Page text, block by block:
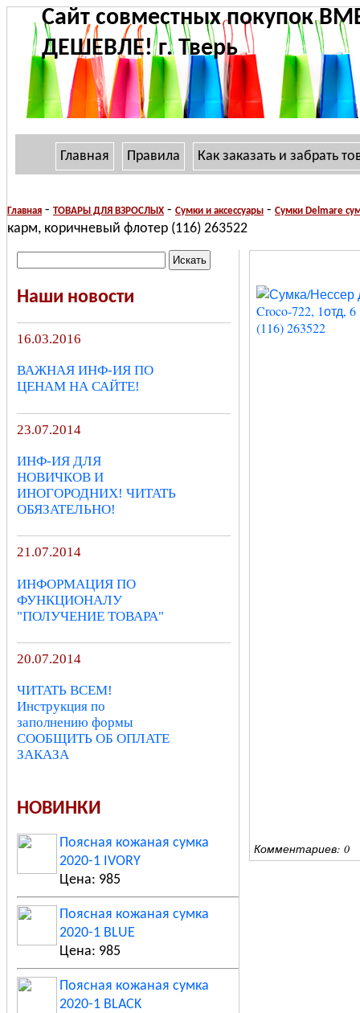
Сайт совместных покупок
ДЕШЕВЛЕ! г. Тверь
Главная Правила Как заказать и забрать
Главная - ТОВАРЫ ДЛЯ ВЗРОСЛЫХ - Сумки и аксессуары - Сумки Delmare
карм, коричневый флотер (116) 263522
Наши новости
16.03.2016
ВАЖНАЯ ИНФ-ИЯ ПО
ЦЕНАМ НА САЙТЕ!
23.07.2014
ИНФ-ИЯ ДЛЯ
НОВИЧКОВ И
ИНОГОРОДНИХ! ЧИТАТЬ
ОБЯЗАТЕЛЬНО!
21.07.2014
ИНФОРМАЦИЯ ПО
ФУНКЦИОНАЛУ
"ПОЛУЧЕНИЕ ТОВАРА"
20.07.2014
ЧИТАТЬ ВСЕМ!
Инструкция по
заполнению формы
СООБЩИТЬ ОБ ОПЛАТЕ
ЗАКАЗА
НОВИНКИ
Поясная кожаная сумка
2020-1 IVORY
Цена: 985
Поясная кожаная сумка
2020-1 BLUE
Цена: 985
Поясная кожаная сумка
2020-1 BLACK
Комментариев: 0